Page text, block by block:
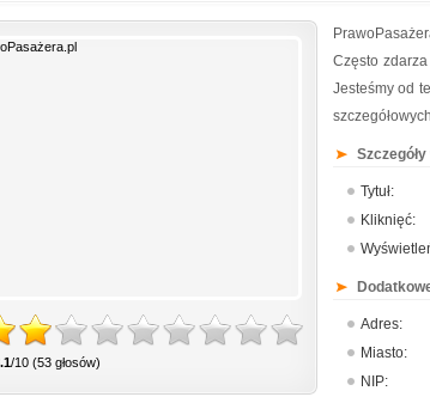
/10 (53 głosów)
Często
Jesteśmy od
Tytuł:
Kliknięć:
Adres:
Miasto:
NIP: